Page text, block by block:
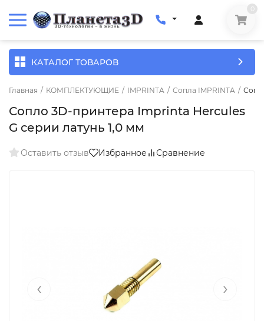
КАТАЛОГ ТОВАРОВ
Главная / КОМПЛЕКТУЮЩИЕ / IMPRINTA / Сопла IMPRINTA /
Сопло 3D-принтера Imprinta Hercules
G серии латунь 1,0 мм
Оставить отзыв Избранное Сравнение
‹ ›